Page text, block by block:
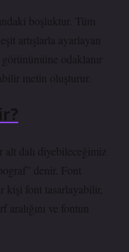
boşluktur. Tüm
artışlarla ayarlayan
odaklanır
metin oluşturur.
alt dalı diyebileceğimiz
denir. Font
kişi font tasarlayabilir,
ve fontun